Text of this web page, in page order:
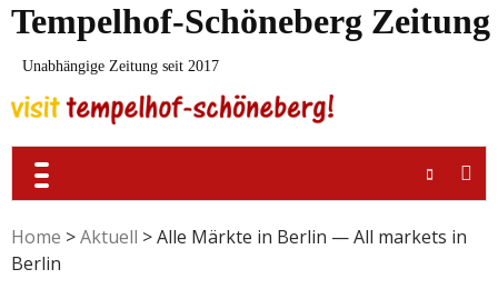
Tempelhof-Schöneberg Zeitung
Unabhängige Zeitung seit 2017
Home >Aktuell >Alle Märkte in Berlin — All markets in
Berlin